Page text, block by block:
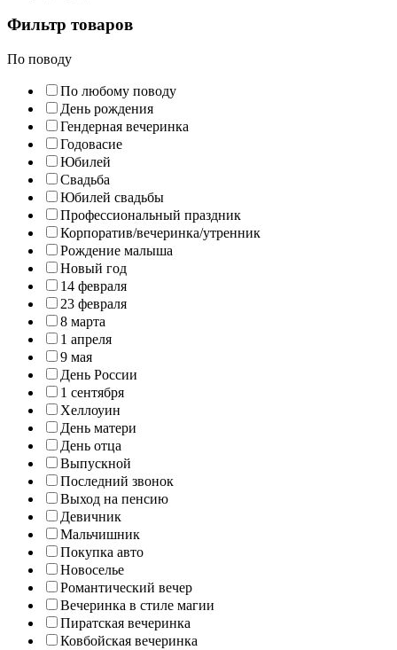
Фильтр товаров
По поводу
По любому поводу
День рождения
Гендерная вечеринка
Годовасие
Юбилей
Свадьба
Юбилей свадьбы
Профессиональный праздник
Корпоратив/вечеринка/утренник
Рождение малыша
Новый год
14 февраля
23 февраля
8 марта
1 апреля
9 мая
День России
1 сентября
Хеллоуин
День матери
День отца
Выпускной
Последний звонок
Выход на пенсию
Девичник
Мальчишник
Покупка авто
Новоселье
Романтический вечер
Вечеринка в стиле магии
Пиратская вечеринка
Ковбойская вечеринка